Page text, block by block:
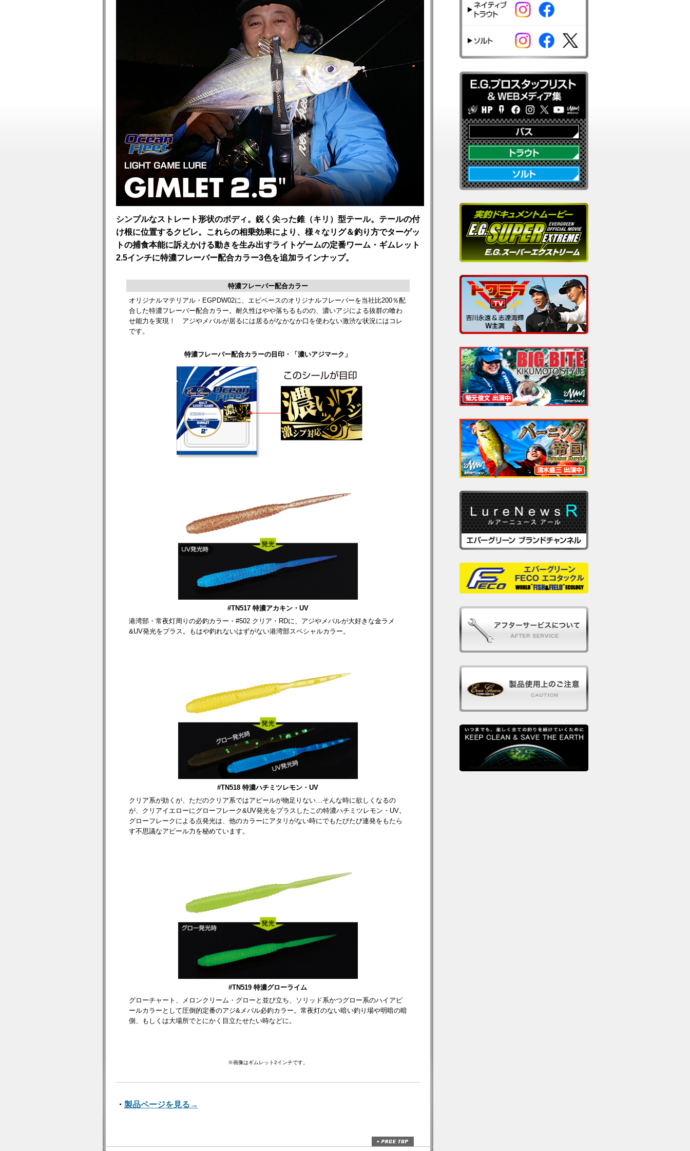
シンプルなストレート形状のボディ。鋭く尖った錐（キリ）型テール。テールの付
け根に位置するクビレ。これらの相乗効果により、様々なリグ＆釣り方でターゲッ
トの捕食本能に訴えかける動きを生み出すライトゲームの定番ワーム・ギムレット
2.5インチに特濃フレーバー配合カラー3色を追加ラインナップ。
特濃フレーバー配合カラー
オリジナルマテリアル・EGPDW02に、エビベースのオリジナルフレーバーを当社比200％配
合した特濃フレーバー配合カラー。耐久性はやや落ちるものの、濃いアジによる抜群の喰わ
せ能力を実現！ アジやメバルが居るには居るがなかなか口を使わない激渋な状況にはコレ
です。
特濃フレーバー配合カラーの目印・「濃いアジマーク」
#TN517 特濃アカキン・UV
港湾部・常夜灯周りの必釣カラー・#502 クリア・RDに、アジやメバルが大好きな金ラメ
&UV発光をプラス。もはや釣れないはずがない港湾部スペシャルカラー。
#TN518 特濃ハチミツレモン・UV
クリア系が効くが、ただのクリア系ではアピールが物足りない…そんな時に欲しくなるの
が、クリアイエローにグローフレーク&UV発光をプラスしたこの特濃ハチミツレモン・UV。
グローフレークによる点発光は、他のカラーにアタリがない時にでもたびたび連発をもたら
す不思議なアピール力を秘めています。
#TN519 特濃グローライム
グローチャート、メロンクリーム・グローと並び立ち、ソリッド系かつグロー系のハイアピ
ールカラーとして圧倒的定番のアジ&メバル必釣カラー。常夜灯のない暗い釣り場や明暗の暗
側、もしくは大場所でとにかく目立たせたい時などに。
※画像はギムレット2インチです。
・ 製品ページを見る→